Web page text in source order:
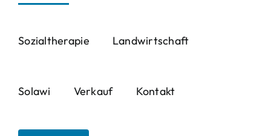
Sozialtherapie Landwirtschaft
Solawi Verkauf Kontakt